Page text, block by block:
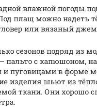
влажной погоды
плащ можно надеть
или вязаный
сезонов подряд из
пальто с капюшоном,
пуговицами в форме
изделия шьют из
ткани. Они хорошо